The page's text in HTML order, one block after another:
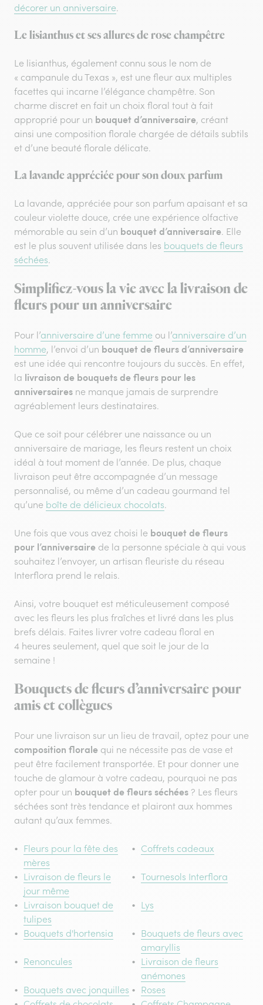
décorer un anniversaire.
Le lisianthus et ses allures de rose champêtre
Le lisianthus, également connu sous le nom de
« campanule du Texas », est une fleur aux multiples
facettes qui incarne l’élégance champêtre. Son
charme discret en fait un choix floral tout à fait
approprié pour un bouquet d’anniversaire, créant
ainsi une composition florale chargée de détails subtils
et d’une beauté florale délicate.
La lavande appréciée pour son doux parfum
La lavande, appréciée pour son parfum apaisant et sa
couleur violette douce, crée une expérience olfactive
mémorable au sein d’un bouquet d’anniversaire. Elle
est le plus souvent utilisée dans les bouquets de fleurs
séchées.
Simplifiez-vous la vie avec la livraison de
fleurs pour un anniversaire
Pour l’anniversaire d’une femme ou l’anniversaire d’un
homme, l’envoi d’un bouquet de fleurs d’anniversaire
est une idée qui rencontre toujours du succès. En effet,
la livraison de bouquets de fleurs pour les
anniversaires ne manque jamais de surprendre
agréablement leurs destinataires.
Que ce soit pour célébrer une naissance ou un
anniversaire de mariage, les fleurs restent un choix
idéal à tout moment de l’année. De plus, chaque
livraison peut être accompagnée d’un message
personnalisé, ou même d’un cadeau gourmand tel
qu’une boîte de délicieux chocolats.
Une fois que vous avez choisi le bouquet de fleurs
pour l’anniversaire de la personne spéciale à qui vous
souhaitez l’envoyer, un artisan fleuriste du réseau
Interflora prend le relais.
Ainsi, votre bouquet est méticuleusement composé
avec les fleurs les plus fraîches et livré dans les plus
brefs délais. Faites livrer votre cadeau floral en
4 heures seulement, quel que soit le jour de la
semaine !
Bouquets de fleurs d’anniversaire pour
amis et collègues
Pour une livraison sur un lieu de travail, optez pour une
composition florale qui ne nécessite pas de vase et
peut être facilement transportée. Et pour donner une
touche de glamour à votre cadeau, pourquoi ne pas
opter pour un bouquet de fleurs séchées ? Les fleurs
séchées sont très tendance et plairont aux hommes
autant qu’aux femmes.
Fleurs pour la fête des
mères
Coffrets cadeaux
Livraison de fleurs le
jour même
Tournesols Interflora
Livraison bouquet de
tulipes
Lys
Bouquets d'hortensia
Bouquets de fleurs avec
amaryllis
Renoncules
Livraison de fleurs
anémones
Bouquets avec jonquilles
Roses